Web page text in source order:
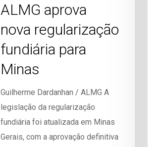
ALMG aprova
nova regularização
fundiária para
Minas
Guilherme Dardanhan / ALMG A
legislação da regularização
fundiária foi atualizada em Minas
Gerais, com a aprovação definitiva